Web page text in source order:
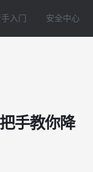
入门 安全中心
手教你降